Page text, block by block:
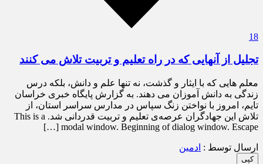
18
تجلیل از آنهایی که در راه تعلیم و تربیت تلاش می کنند
معلم هایی که با ایثار و گذشت، نه تنها علم و دانش، بلکه درس
زندگی به دانش آموزان می دهند. به گزارش پایگاه خبری خراسان
تایم، امروز با نواختن زنگ سپاس در مدارس سراسر استان، از
تلاش این جهادگران عرصه‌ی تعلیم و تربیت قدردانی شد. This is a
modal window. Beginning of dialog window. Escape […]
ارسال توسط : ادمین
کپی